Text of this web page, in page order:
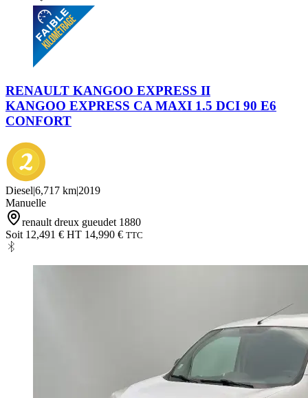
RENAULT KANGOO EXPRESS II
KANGOO EXPRESS CA MAXI 1.5 DCI 90 E6
CONFORT
Diesel|6,717 km|2019
Manuelle
renault dreux gueudet 1880
Soit 12,491 € HT 14,990 € TTC